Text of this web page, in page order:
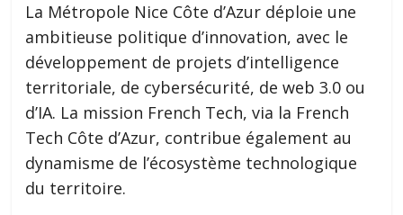
La Métropole Nice Côte d’Azur déploie une
ambitieuse politique d’innovation, avec le
développement de projets d’intelligence
territoriale, de cybersécurité, de web 3.0 ou
d’IA. La mission French Tech, via la French
Tech Côte d’Azur, contribue également au
dynamisme de l’écosystème technologique
du territoire.